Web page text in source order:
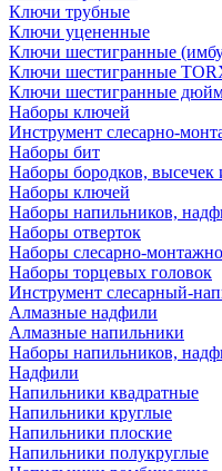
Ключи трубные
Ключи уцененные
Ключи шестигранные
Ключи шестигранные
Ключи шестигранные
Наборы ключей
Инструмент слесарно-
Наборы бит
Наборы бородков, высечек
Наборы ключей
Наборы напильников,
Наборы отверток
Наборы слесарно-
Наборы торцевых головок
Инструмент слесарный-
Алмазные надфили
Алмазные напильники
Наборы напильников,
Надфили
Напильники квадратные
Напильники круглые
Напильники плоские
Напильники полукруглые